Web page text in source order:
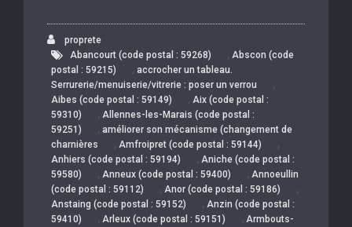
proprete
Abancourt (code postal : 59268)
, Abscon (code
postal : 59215)
, accrocher un tableau.
Serrurerie/menuiserie/vitrerie : poser un verrou
,
Aibes (code postal : 59149) , Aix (code postal :
59310)
, Allennes-les-Marais (code postal :
59251)
, améliorer son mécanisme (changement de
charnières
, Amfroipret (code postal : 59144) ,
Anhiers (code postal : 59194) , Aniche (code postal :
59580)
, Anneux (code postal : 59400) , Annoeullin
(code postal : 59112)
, Anor (code postal : 59186) ,
Anstaing (code postal : 59152) , Anzin (code postal :
59410)
, Arleux (code postal : 59151) , Armbouts-